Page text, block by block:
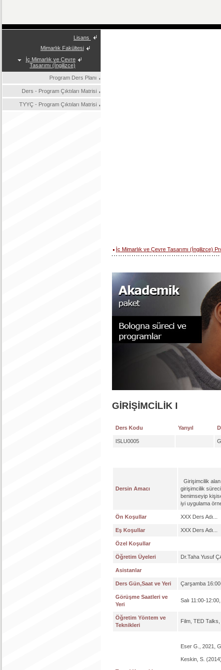
Lisans
Mimarlık Fakültesi
İç Mimarlık ve Çevre
Tasarımı (İngilizce)
Program Ders Planı
Ders - Program Çıktıları Matrisi
TYYÇ - Program Çıktıları Matrisi
İç Mimarlık ve Çevre Tasarımı (İngilizce)
GİRİŞİMCİLİK I
Ders Kodu Yarıyıl
ISLU0005
Dersin Amacı
Girişimcilik
girişimcilik
benimseyip
iyi uygulama
Ön Koşullar XXX Ders Adı...
Eş Koşullar XXX Ders Adı...
Özel Koşullar
Öğretim Üyeleri Dr.Taha Yusuf
Asistanlar
Ders Gün,Saat ve Yeri Çarşamba
Görüşme Saatleri ve
Yeri
Salı 11:00-
Öğretim Yöntem ve
Teknikleri
Film, TED
Eser G., 2021,
Keskin, S.